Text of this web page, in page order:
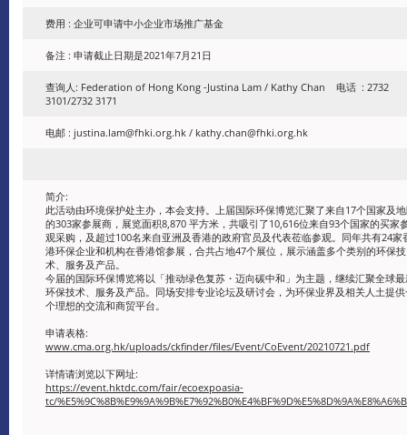
费用 : 企业可申请中小企业市场推广基金
备注 : 申请截止日期是2021年7月21日
查询人: Federation of Hong Kong -Justina Lam / Kathy Chan 电话 : 2732
3101/2732 3171
电邮 : justina.lam@fhki.org.hk / kathy.chan@fhki.org.hk
简介:
此活动由环境保护处主办，本会支持。上届国际环保博览汇聚了来自17个国家及
的303家参展商，展览面积8,870 平方米，共吸引了10,616位来自93个国家的买家
观采购，及超过100名来自亚洲及香港的政府官员及代表莅临参观。同年共有24家
港环保企业和机构在香港馆参展，合共占地47个展位，展示涵盖多个类别的环保技
术、服务及产品。
今届的国际环保博览将以「推动绿色复苏・迈向碳中和」为主题，继续汇聚全球
环保技术、服务及产品。同场安排专业论坛及研讨会，为环保业界及相关人土提
个理想的交流和商贸平台。
申请表格:
www.cma.org.hk/uploads/ckfinder/files/Event/CoEvent/20210721.pdf
详情请浏览以下网址:
https://event.hktdc.com/fair/ecoexpoasia-
tc/